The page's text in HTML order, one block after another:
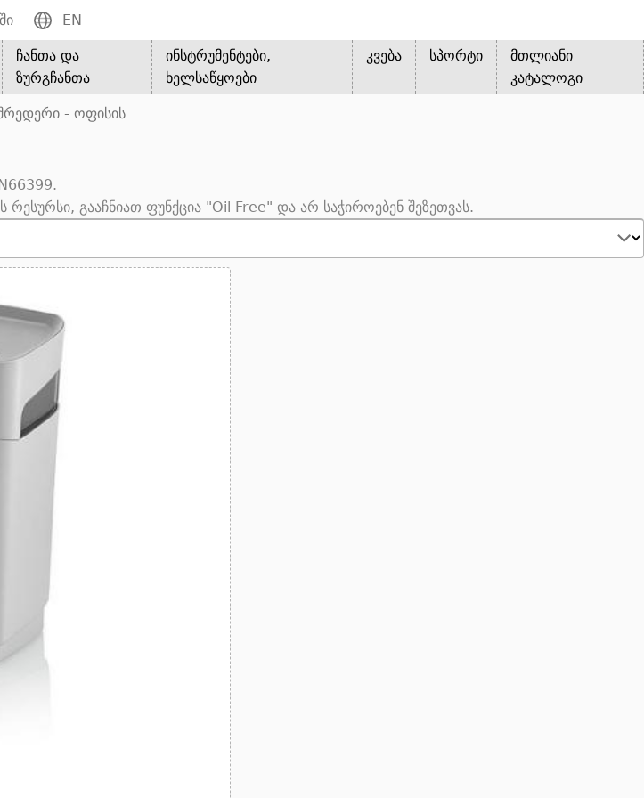
EN
ჩანთა და
ზურგჩანთა
ინსტრუმენტები,
ხელსაწყოები
კვება სპორტი
მთლიანი
კატალოგი
- ოფისის
გააჩნიათ ფუნქცია "Oil Free" და არ საჭიროებენ შეზეთვას.